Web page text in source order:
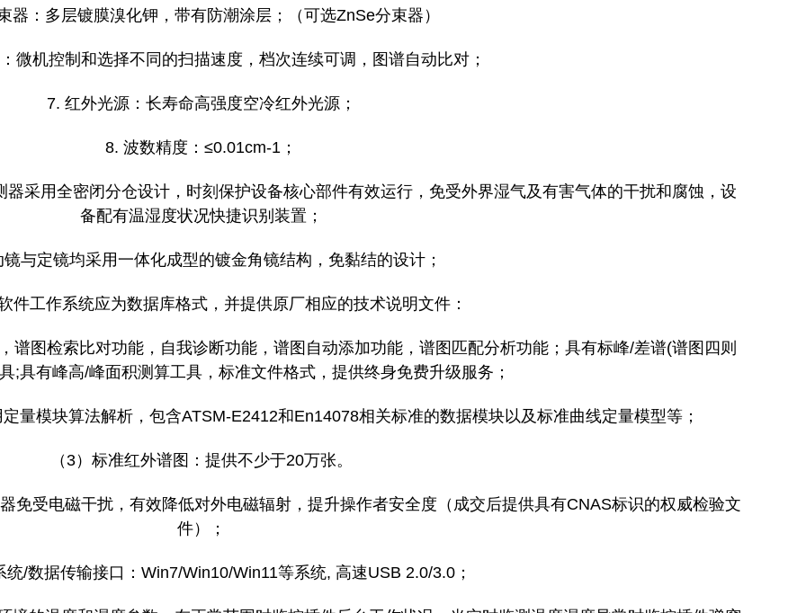
器：多层镀膜溴化钾，带有防潮涂层；（可选ZnSe分束器）
微机控制和选择不同的扫描速度，档次连续可调，图谱自动比对；
7. 红外光源：长寿命高强度空冷红外光源；
8. 波数精度：≤0.01cm-1；
采用全密闭分仓设计，时刻保护设备核心部件有效运行，免受外界湿气及有害气体的干扰和腐蚀，设
备配有温湿度状况快捷识别装置；
镜与定镜均采用一体化成型的镀金角镜结构，免黏结的设计；
件工作系统应为数据库格式，并提供原厂相应的技术说明文件：
谱图检索比对功能，自我诊断功能，谱图自动添加功能，谱图匹配分析功能；具有标峰/差谱(谱图四则
;具有峰高/峰面积测算工具，标准文件格式，提供终身免费升级服务；
量模块算法解析，包含ATSM-E2412和En14078相关标准的数据模块以及标准曲线定量模型等；
（3）标准红外谱图：提供不少于20万张。
免受电磁干扰，有效降低对外电磁辐射，提升操作者安全度（成交后提供具有CNAS标识的权威检验文
件）；
统/数据传输接口：Win7/Win10/Win11等系统, 高速USB 2.0/3.0；